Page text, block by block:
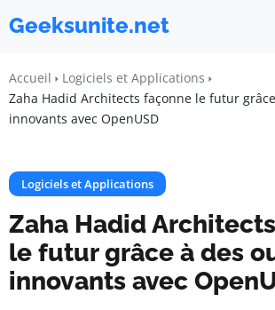
Geeksunite.net
Accueil
Logiciels et Applications
Zaha Hadid Architects façonne le futur
innovants avec OpenUSD
Logiciels et Applications
Zaha Hadid
le futur grâce à des
innovants avec